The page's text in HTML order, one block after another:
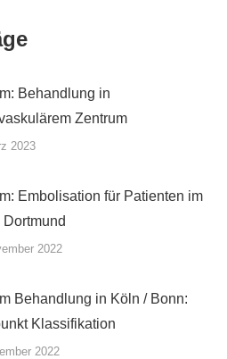
Behandlung in
Zentrum
2023
Embolisation für Patienten im
Dortmund
2022
Behandlung in Köln / Bonn:
Klassifikation
2022